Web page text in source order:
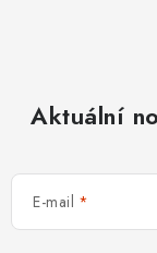
Aktuální
E-mail